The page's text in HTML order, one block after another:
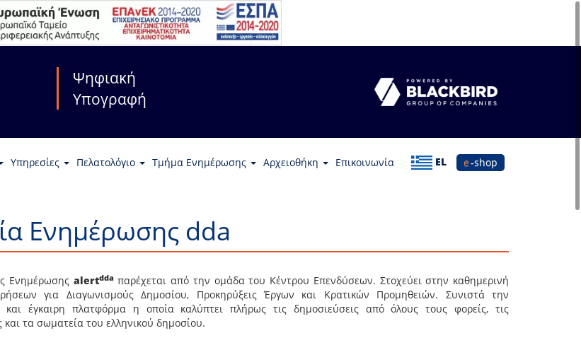
Ψηφιακή
Υπογραφή
Υπηρεσίες Πελατολόγιο Τμήμα Ενημέρωσης Αρχειοθήκη Επικοινωνία EL e-shop
Ενημέρωσης dda
Ενημέρωσης alertddaπαρέχεται από την ομάδα του Κέντρου Επενδύσεων. Στοχεύει στην καθημερινή
για Διαγωνισμούς Δημοσίου, Προκηρύξεις Έργων και Κρατικών Προμηθειών. Συνιστά την
και έγκαιρη πλατφόρμα η οποία καλύπτει πλήρως τις δημοσιεύσεις από όλους τους φορείς, τις
τα σωματεία του ελληνικού δημοσίου.